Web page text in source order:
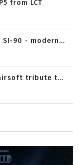
from LCT
90 - modern...
tribute t...